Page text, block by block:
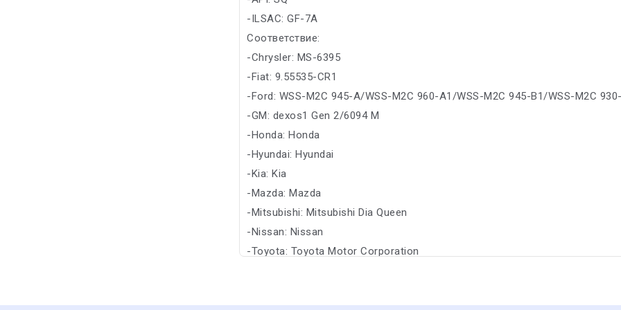
-ILSAC: GF-7A
Соответствие:
-Chrysler: MS-6395
-Fiat: 9.55535-CR1
-Ford: WSS-M2C 945-A/WSS-M2C 960-A1/WSS-M2C 945-B1/WSS-M2C
-GM: dexos1 Gen 2/6094 M
-Honda: Honda
-Hyundai: Hyundai
-Kia: Kia
-Mazda: Mazda
-Mitsubishi: Mitsubishi Dia Queen
-Nissan: Nissan
-Toyota: Toyota Motor Corporation